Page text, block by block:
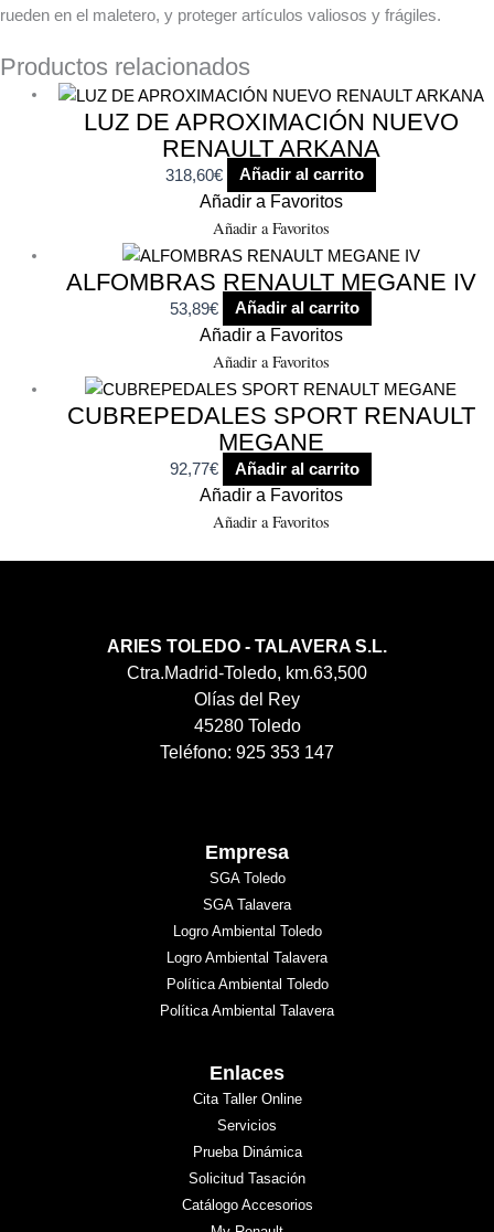
rueden en el maletero, y proteger artículos valiosos y frágiles.
Productos relacionados
LUZ DE APROXIMACIÓN NUEVO
RENAULT ARKANA
318,60€ Añadir al carrito
Añadir a Favoritos
Añadir a Favoritos
ALFOMBRAS RENAULT MEGANE IV
53,89€ Añadir al carrito
Añadir a Favoritos
Añadir a Favoritos
CUBREPEDALES SPORT RENAULT
MEGANE
92,77€ Añadir al carrito
Añadir a Favoritos
Añadir a Favoritos
ARIES TOLEDO - TALAVERA S.L.
Ctra.Madrid-Toledo, km.63,500
Olías del Rey
45280 Toledo
Teléfono: 925 353 147
Empresa
SGA Toledo
SGA Talavera
Logro Ambiental Toledo
Logro Ambiental Talavera
Política Ambiental Toledo
Política Ambiental Talavera
Enlaces
Cita Taller Online
Servicios
Prueba Dinámica
Solicitud Tasación
Catálogo Accesorios